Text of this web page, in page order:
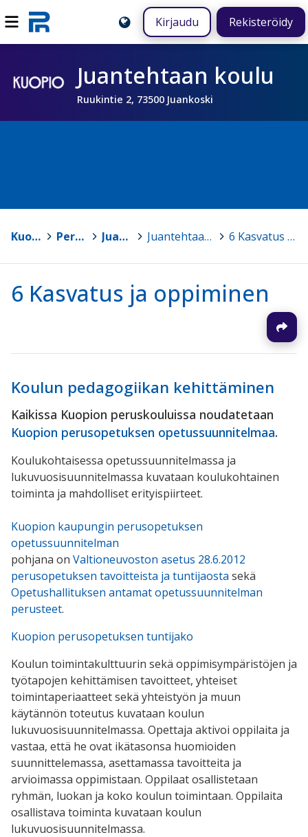
Kirjaudu Rekisteröidy
Juantehtaan koulu
Ruukintie 2, 73500 Juankoski
Kuopio Peruskoulut > Juantehtaan koulu > Juantehtaan koulun lukuvuosisuunnitelma 2023 - 2024 6 Kasvatus ja oppiminen
6 Kasvatus ja oppiminen
Koulun pedagogiikan kehittäminen
Kaikissa Kuopion peruskouluissa noudatetaan
Kuopion perusopetuksen opetussuunnitelmaa.
Koulukohtaisessa opetussuunnitelmassa ja
lukuvuosisuunnitelmassa kuvataan koulukohtainen
toiminta ja mahdolliset erityispiirteet.
Kuopion kaupungin perusopetuksen
opetussuunnitelman
pohjana on Valtioneuvoston asetus 28.6.2012
perusopetuksen tavoitteista ja tuntijaosta sekä
Opetushallituksen antamat opetussuunnitelman
perusteet.
Kuopion perusopetuksen tuntijako
Koulun toimintakulttuurin sekä oppimisympäristöjen ja
työtapojen kehittämisen tavoitteet, yhteiset
toimintaperiaatteet sekä yhteistyön ja muun
käytännön toteutus kuvataan koulun
lukuvuosisuunnitelmassa. Opettaja aktivoi oppilaita ja
vastaa, että he ovat ikätasonsa huomioiden
suunnittelemassa, asettamassa tavoitteita ja
arvioimassa oppimistaan. Oppilaat osallistetaan
ryhmän, luokan ja koko koulun toimintaan. Oppilaita
osallistava toiminta kuvataan koulun
lukuvuosisuunnitelmassa.